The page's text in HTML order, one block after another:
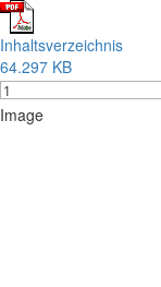
Inhaltsverzeichnis
64.297 KB
Image